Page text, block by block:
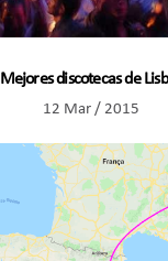
Mejores discotecas de
12 Mar / 2015